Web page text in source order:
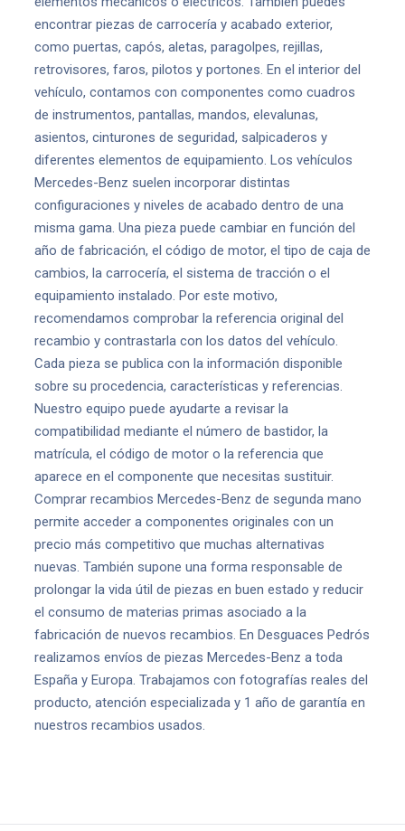
encontrar piezas de carrocería y acabado exterior,
como puertas, capós, aletas, paragolpes, rejillas,
retrovisores, faros, pilotos y portones. En el interior del
vehículo, contamos con componentes como cuadros
de instrumentos, pantallas, mandos, elevalunas,
asientos, cinturones de seguridad, salpicaderos y
diferentes elementos de equipamiento. Los vehículos
Mercedes-Benz suelen incorporar distintas
configuraciones y niveles de acabado dentro de una
misma gama. Una pieza puede cambiar en función del
año de fabricación, el código de motor, el tipo de caja de
cambios, la carrocería, el sistema de tracción o el
equipamiento instalado. Por este motivo,
recomendamos comprobar la referencia original del
recambio y contrastarla con los datos del vehículo.
Cada pieza se publica con la información disponible
sobre su procedencia, características y referencias.
Nuestro equipo puede ayudarte a revisar la
compatibilidad mediante el número de bastidor, la
matrícula, el código de motor o la referencia que
aparece en el componente que necesitas sustituir.
Comprar recambios Mercedes-Benz de segunda mano
permite acceder a componentes originales con un
precio más competitivo que muchas alternativas
nuevas. También supone una forma responsable de
prolongar la vida útil de piezas en buen estado y reducir
el consumo de materias primas asociado a la
fabricación de nuevos recambios. En Desguaces Pedrós
realizamos envíos de piezas Mercedes-Benz a toda
España y Europa. Trabajamos con fotografías reales del
producto, atención especializada y 1 año de garantía en
nuestros recambios usados.